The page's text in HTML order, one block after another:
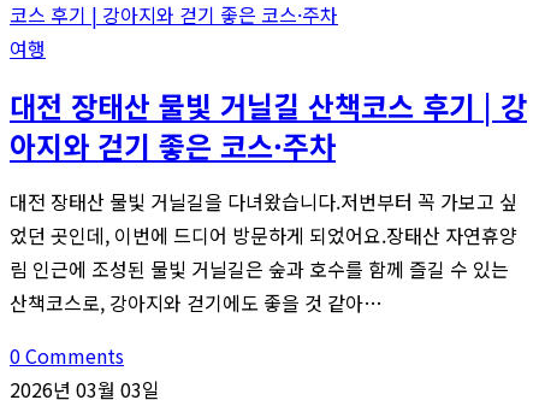
려
견
반
식
물
회
맛
집,
삼
천
여행
대전 장태산 물빛 거닐길 산책코스 후기 | 강
아지와 걷기 좋은 코스·주차
대전 장태산 물빛 거닐길을 다녀왔습니다.저번부터 꼭 가보고 싶
었던 곳인데, 이번에 드디어 방문하게 되었어요.장태산 자연휴양
림 인근에 조성된 물빛 거닐길은 숲과 호수를 함께 즐길 수 있는
산책코스로, 강아지와 걷기에도 좋을 것 같아…
0 Comments
2026년 03월 03일